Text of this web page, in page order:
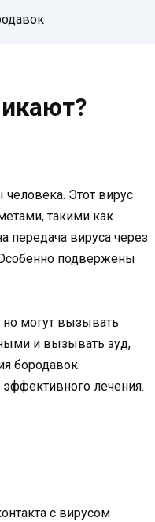
Этот вирус
такими как
передача вируса через
подвержены
могут вызывать
и вызывать зуд,
бородавок
эффективного лечения.
с вирусом